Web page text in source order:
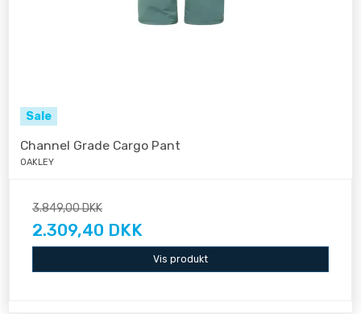
Sale
Channel Grade Cargo Pant
OAKLEY
3.849,00 DKK
2.309,40 DKK
Vis produkt